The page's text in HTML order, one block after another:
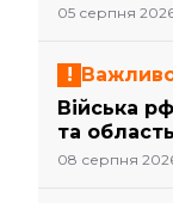
05 серпня
Війська
та
08 серпня